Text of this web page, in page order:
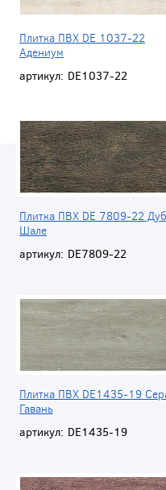
Плитка ПВХ DE 1037-22
Адениум
артикул: DE1037-22
Плитка ПВХ DE 7809-22 Дуб
Шале
артикул: DE7809-22
Плитка ПВХ DE1435-19
Гавань
артикул: DE1435-19